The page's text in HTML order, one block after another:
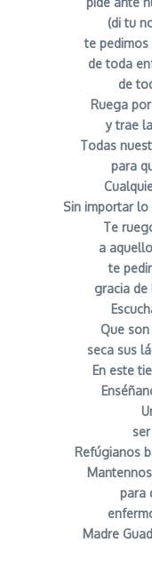
(di tu
te pedimos
de toda
de
Ruega
y trae
Todas
para
Sin importar lo
Te
a
te
gracia de
Que
seca sus
En este
Refúgianos
para
Madre